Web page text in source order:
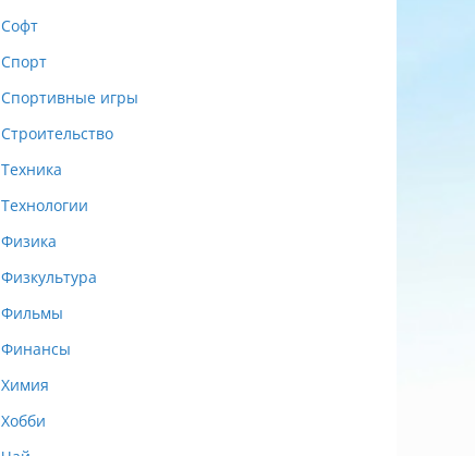
Софт
Спорт
Спортивные игры
Строительство
Техника
Технологии
Физика
Физкультура
Фильмы
Финансы
Химия
Хобби